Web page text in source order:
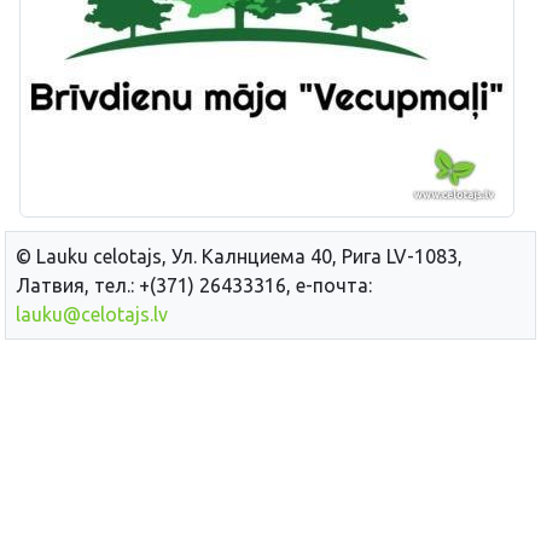
© Lauku сelotajs, Ул. Калнциема 40, Рига LV-1083,
Латвия, тел.: +(371) 26433316, е-почта:
lauku@celotajs.lv